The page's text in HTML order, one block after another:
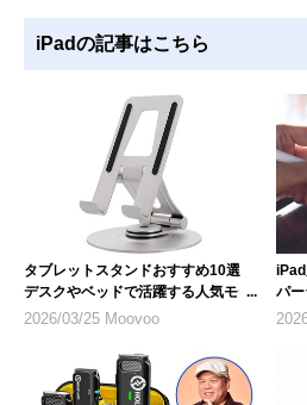
iPadの記事はこちら
タブレットスタンドおすすめ10選
デスクやベッドで活躍する人気モデ
ル
2026/03/25 Moovoo
パ
な